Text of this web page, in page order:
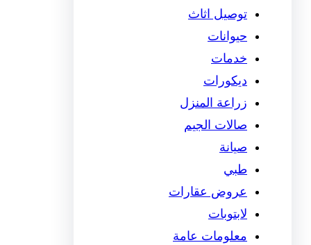
توصيل اثاث
حيوانات
خدمات
ديكورات
زراعة المنزل
صالات الجيم
صيانة
طبي
عروض عقارات
لابتوبات
معلومات عامة